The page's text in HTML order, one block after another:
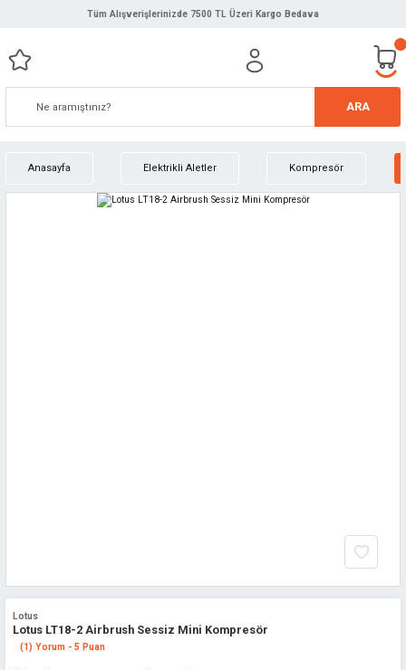
Tüm Alışverişlerinizde 7500 TL Üzeri Kargo Bedava
ARA
Anasayfa Elektrikli Aletler Kompresör
Lotus
Lotus LT18-2 Airbrush Sessiz Mini Kompresör
(1) Yorum - 5 Puan